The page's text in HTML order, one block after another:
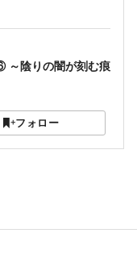
～陰りの闇が刻む痕
フォロー